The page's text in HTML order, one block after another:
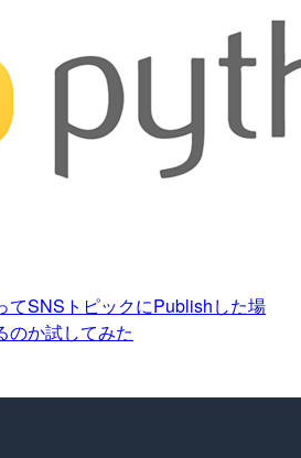
てSNSトピックにPublishした場
のか試してみた